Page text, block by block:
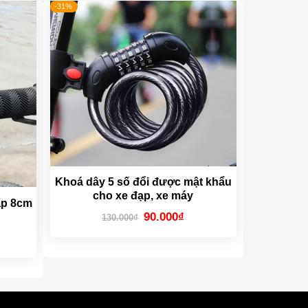
8cm
-31%
Khoá dây 5 số đổi được mật khẩu
cho xe đạp, xe máy
130.000₫ Giá
gốc
90.000₫